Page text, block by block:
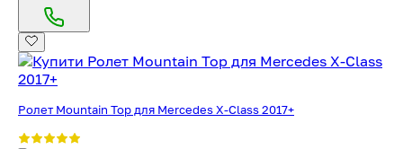
Ролет Mountain Top для Mercedes X-Class 2017+